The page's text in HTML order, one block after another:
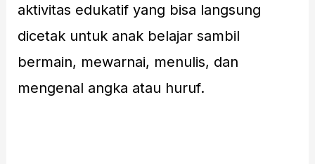
aktivitas edukatif yang bisa langsung
dicetak untuk anak belajar sambil
bermain, mewarnai, menulis, dan
mengenal angka atau huruf.